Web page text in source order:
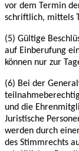
vor dem Termin
schriftlich, mittels
(5) Gültige
auf Einberufung
können nur zur
(6) Bei der
und die
Juristische
werden durch
des Stimmrechts